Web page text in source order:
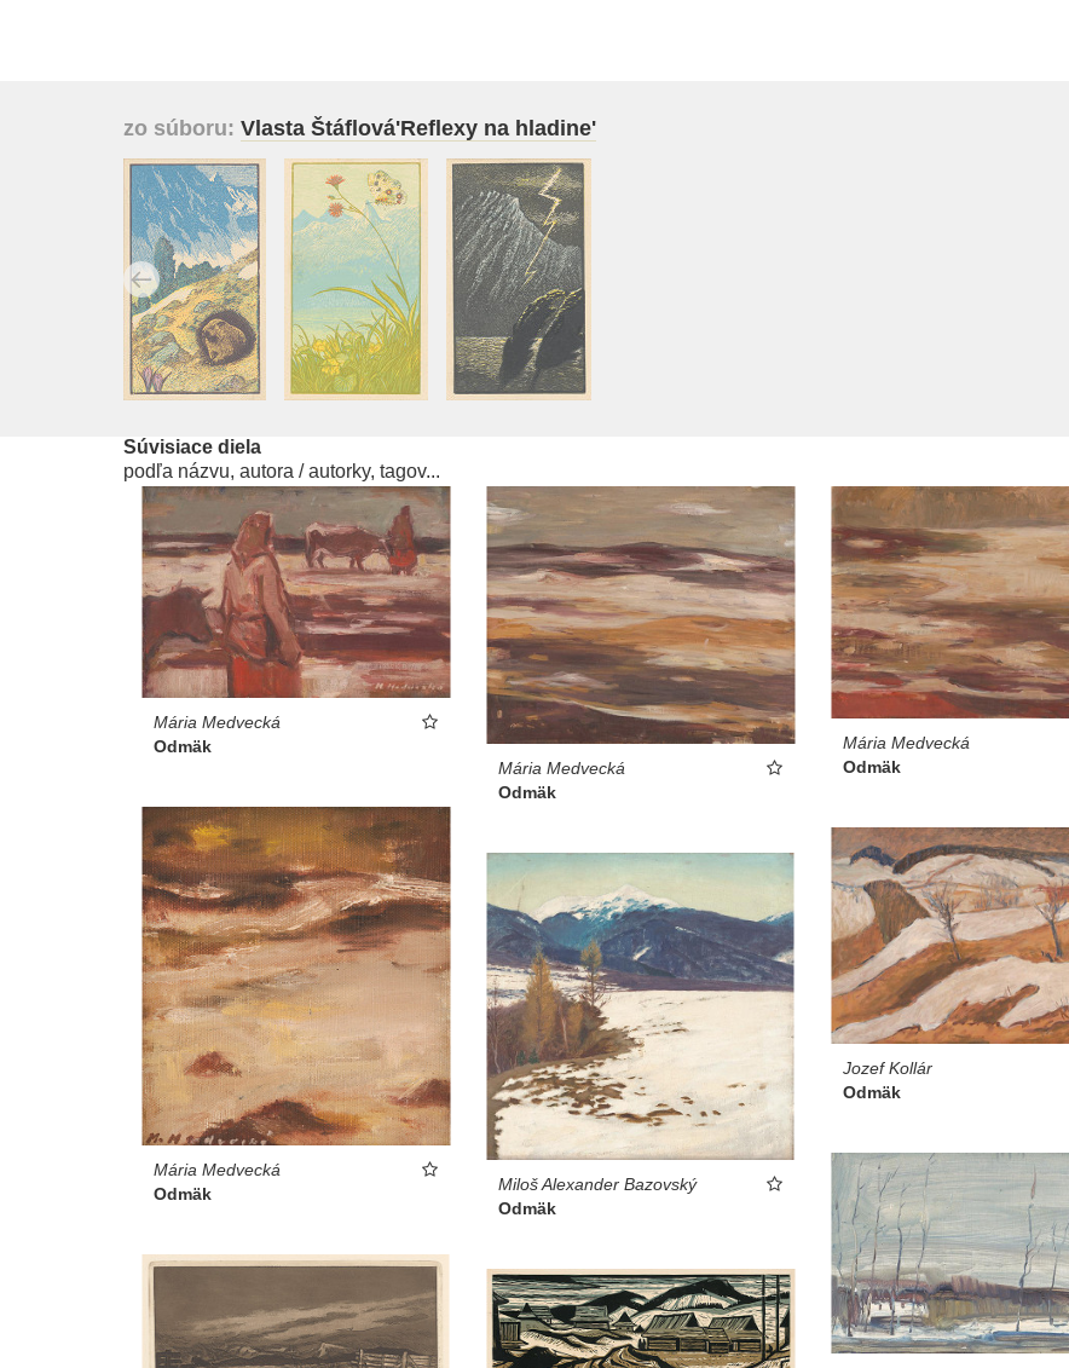
zo súboru: Vlasta Štáflová'Reflexy na hladine'
Súvisiace diela
podľa názvu, autora / autorky, tagov...
Mária Medvecká
Odmäk
Mária Medvecká
Odmäk
Mária Medvecká
Odmäk
Mária Medvecká
Odmäk
Jozef Kollár
Odmäk
Miloš Alexander Bazovský
Odmäk